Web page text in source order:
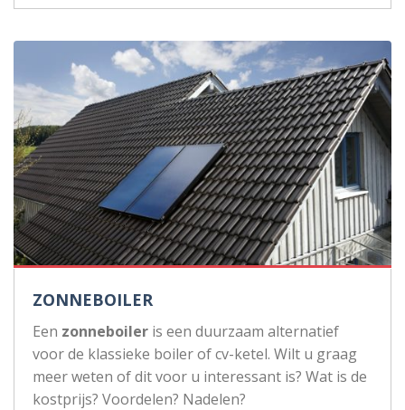
ZONNEBOILER
Een zonneboiler is een duurzaam alternatief
voor de klassieke boiler of cv-ketel. Wilt u graag
meer weten of dit voor u interessant is? Wat is de
kostprijs? Voordelen? Nadelen?